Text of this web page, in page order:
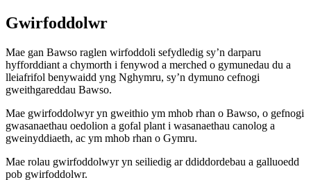
Gwirfoddolwr
Mae gan Bawso raglen wirfoddoli sefydledig sy’n darparu
hyfforddiant a chymorth i fenywod a merched o gymunedau du a
lleiafrifol benywaidd yng Nghymru, sy’n dymuno cefnogi
gweithgareddau Bawso.
Mae gwirfoddolwyr yn gweithio ym mhob rhan o Bawso, o gefnogi
gwasanaethau oedolion a gofal plant i wasanaethau canolog a
gweinyddiaeth, ac ym mhob rhan o Gymru.
Mae rolau gwirfoddolwyr yn seiliedig ar ddiddordebau a galluoedd
pob gwirfoddolwr.